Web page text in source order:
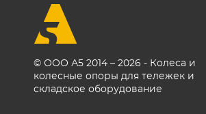
© ООО А5 2014 – 2026 - Колеса и
колесные опоры для тележек и
складское оборудование